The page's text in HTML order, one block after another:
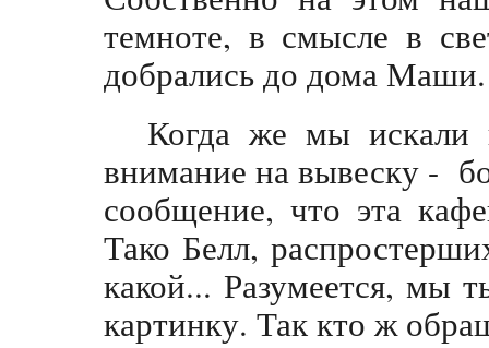
темноте, в смысле в
добрались до дома Маши.
Когда же мы искали
внимание на вывеску -
сообщение, что эта
Тако Белл,
какой... Разумеется, мы
картинку. Так кто ж